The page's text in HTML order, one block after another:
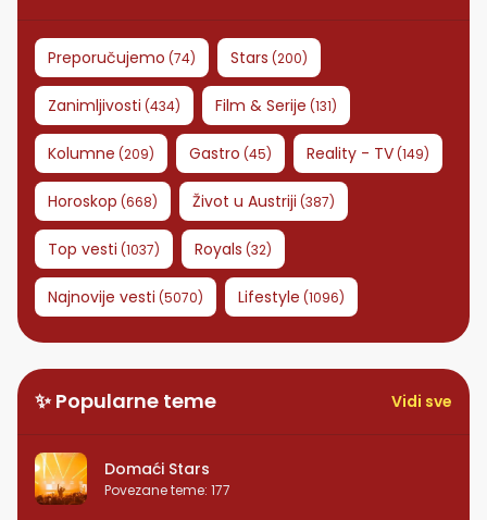
Preporučujemo (74) Stars (200)
Zanimljivosti (434) Film & Serije (131)
Kolumne (209) Gastro (45) Reality - TV(149)
Horoskop (668) Život u Austriji (387)
Top vesti (1037) Royals (32)
Najnovije vesti (5070) Lifestyle (1096)
✨ Popularne teme Vidi sve
Domaći Stars
Povezane teme: 177